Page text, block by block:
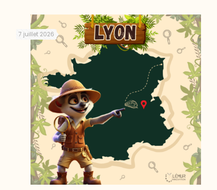
7 juillet 2026